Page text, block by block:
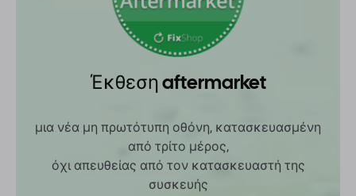
Έκθεση aftermarket
μια νέα μη πρωτότυπη οθόνη, κατασκευασμένη
από τρίτο μέρος,
όχι απευθείας από τον κατασκευαστή της
συσκευής